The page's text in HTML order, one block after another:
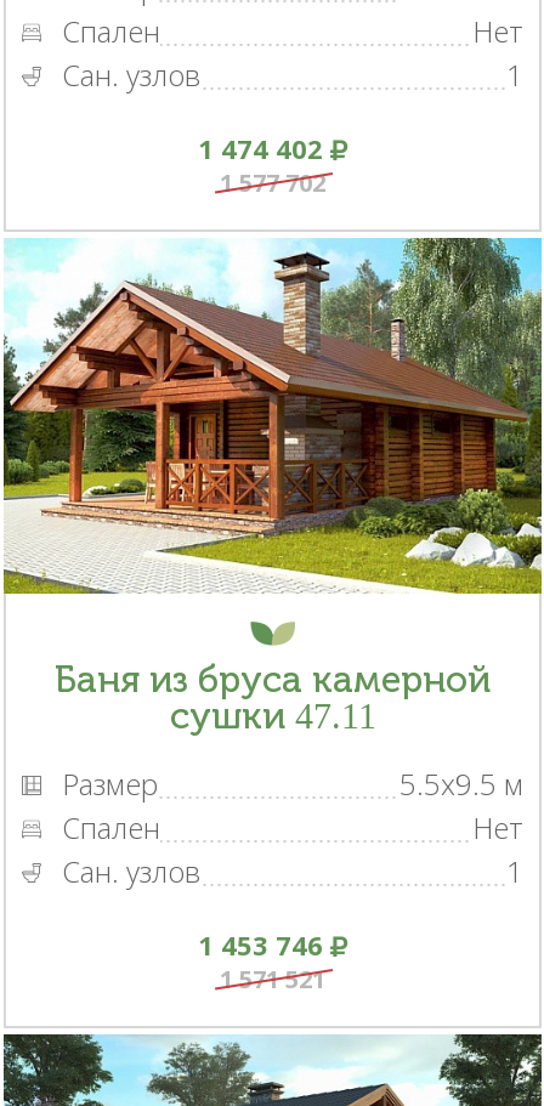
Спален
Нет
Сан. узлов
1
1 474 402
1 577 702
Баня из бруса камерной
сушки 47.11
Размер
5.5x9.5 м
Спален
Нет
Сан. узлов
1
1 453 746
1 571 521